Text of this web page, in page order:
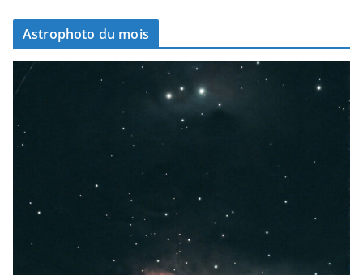
Astrophoto du mois